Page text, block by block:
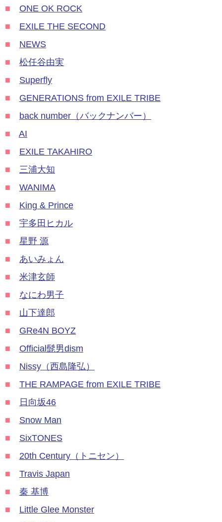
■
ONE OK ROCK
■
EXILE THE SECOND
■
NEWS
■
松任谷由実
■
Superfly
■
GENERATIONS from EXILE TRIBE
■
back number（バックナンバー）
■
AI
■
EXILE TAKAHIRO
■
三浦大知
■
WANIMA
■
King & Prince
■
宇多田ヒカル
■
星野 源
■
あいみょん
■
米津玄師
■
なにわ男子
■
山下達郎
■
GRe4N BOYZ
■
Official髭男dism
■
Nissy（西島隆弘）
■
THE RAMPAGE from EXILE TRIBE
■
日向坂46
■
Snow Man
■
SixTONES
■
20th Century（トニセン）
■
Travis Japan
■
秦 基博
■
Little Glee Monster